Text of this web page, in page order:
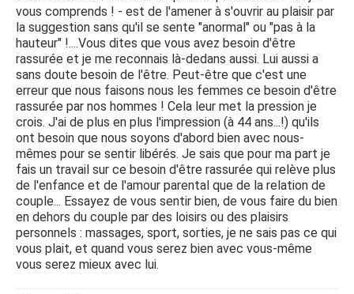
vous comprends ! - est de l'amener à s'ouvrir au plaisir par
la suggestion sans qu'il se sente "anormal" ou "pas à la
hauteur" !....Vous dites que vous avez besoin d'être
rassurée et je me reconnais là-dedans aussi. Lui aussi a
sans doute besoin de l'être. Peut-être que c'est une
erreur que nous faisons nous les femmes ce besoin d'être
rassurée par nos hommes ! Cela leur met la pression je
crois. J'ai de plus en plus l'impression (à 44 ans...!) qu'ils
ont besoin que nous soyons d'abord bien avec nous-
mêmes pour se sentir libérés. Je sais que pour ma part je
fais un travail sur ce besoin d'être rassurée qui relève plus
de l'enfance et de l'amour parental que de la relation de
couple... Essayez de vous sentir bien, de vous faire du bien
en dehors du couple par des loisirs ou des plaisirs
personnels : massages, sport, sorties, je ne sais pas ce qui
vous plait, et quand vous serez bien avec vous-même
vous serez mieux avec lui.